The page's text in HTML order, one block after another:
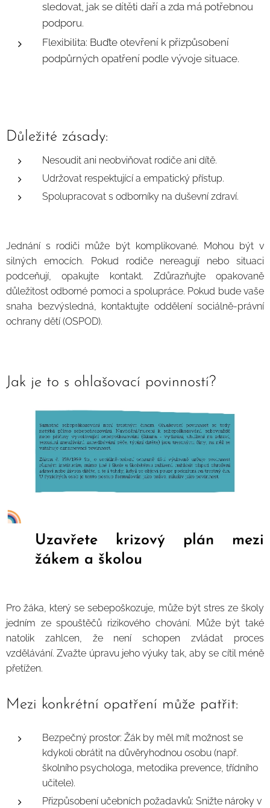
sledovat, jak se dítěti daří a zda má potřebnou
podporu.
Flexibilita: Buďte otevření k přizpůsobení
podpůrných opatření podle vývoje situace.
Důležité zásady:
Nesoudit ani neobviňovat rodiče ani dítě.
Udržovat respektující a empatický přístup.
Spolupracovat s odborníky na duševní zdraví.
Jednání s rodiči může být komplikované. Mohou být v
silných emocích. Pokud rodiče nereagují nebo situaci
podceňují, opakujte kontakt. Zdůrazňujte opakovaně
důležitost odborné pomoci a spolupráce. Pokud bude vaše
snaha bezvýsledná, kontaktujte oddělení sociálně-právní
ochrany dětí (OSPOD).
Jak je to s ohlašovací povinností?
Uzavřete krizový plán mezi
žákem a školou
Pro žáka, který se sebepoškozuje, může být stres ze školy
jedním ze spouštěčů rizikového chování. Může být také
natolik zahlcen, že není schopen zvládat proces
vzdělávání. Zvažte úpravu jeho výuky tak, aby se cítil méně
přetížen.
Mezi konkrétní opatření může patřit:
Bezpečný prostor: Žák by měl mít možnost se
kdykoli obrátit na důvěryhodnou osobu (např.
školního psychologa, metodika prevence, třídního
učitele).
Přizpůsobení učebních požadavků: Snižte nároky v